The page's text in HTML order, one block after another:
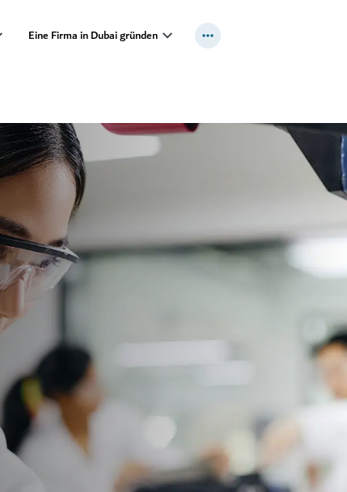
Eine Firma in Dubai gründen